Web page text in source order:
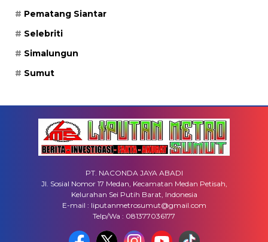
Pematang Siantar
Selebriti
Simalungun
Sumut
PT. NACONDA JAYA ABADI
Jl. Sosial Nomor 17 Medan, Kecamatan Medan Petisah,
Kelurahan Sei Putih Barat, Indonesia
E-mail : liputanmetrosumut@gmail.com
Telp/Wa : 081377036177